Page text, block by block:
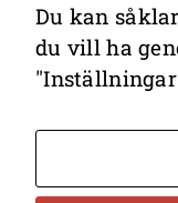
Kontakta
Du kan
du vill ha